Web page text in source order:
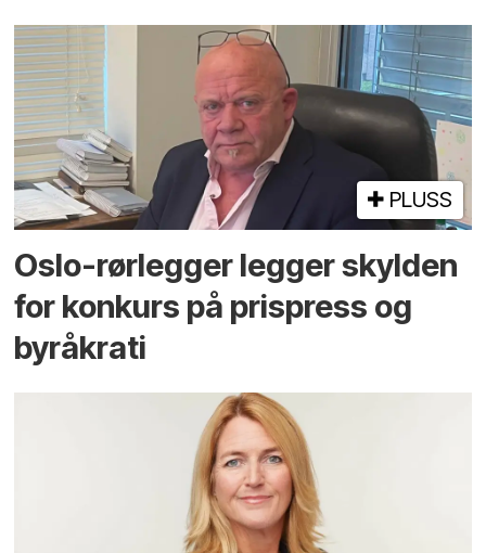
PLUSS
Oslo-rørlegger legger skylden
for konkurs på prispress og
byråkrati